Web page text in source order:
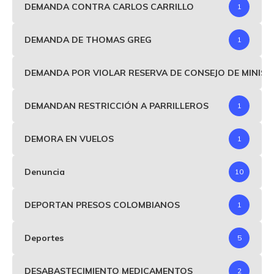
DEMANDA CONTRA CARLOS CARRILLO 1
DEMANDA DE THOMAS GREG 1
DEMANDA POR VIOLAR RESERVA DE CONSEJO DE
DEMANDAN RESTRICCIÓN A PARRILLEROS 1
DEMORA EN VUELOS 1
Denuncia 10
DEPORTAN PRESOS COLOMBIANOS 1
Deportes 5
DESABASTECIMIENTO MEDICAMENTOS 2